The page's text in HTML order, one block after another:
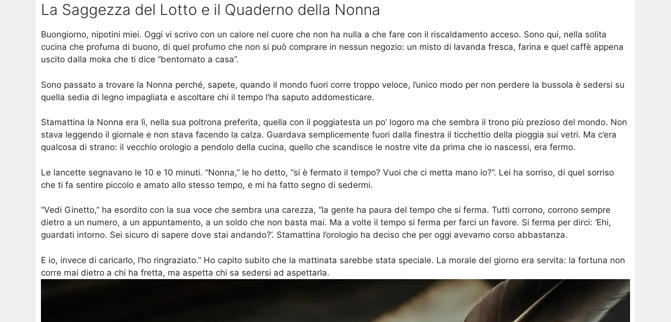
La Saggezza del Lotto e il Quaderno della Nonna
Buongiorno, nipotini miei. Oggi vi scrivo con un calore nel cuore che non ha nulla a che fare con il riscaldamento acceso. Sono qui, nella solita
cucina che profuma di buono, di quel profumo che non si può comprare in nessun negozio: un misto di lavanda fresca, farina e quel caffè appena
uscito dalla moka che ti dice “bentornato a casa”.
Sono passato a trovare la Nonna perché, sapete, quando il mondo fuori corre troppo veloce, l’unico modo per non perdere la bussola è sedersi su
quella sedia di legno impagliata e ascoltare chi il tempo l’ha saputo addomesticare.
Stamattina la Nonna era lì, nella sua poltrona preferita, quella con il poggiatesta un po’ logoro ma che sembra il trono più prezioso del mondo. Non
stava leggendo il giornale e non stava facendo la calza. Guardava semplicemente fuori dalla finestra il ticchettio della pioggia sui vetri. Ma c’era
qualcosa di strano: il vecchio orologio a pendolo della cucina, quello che scandisce le nostre vite da prima che io nascessi, era fermo.
Le lancette segnavano le 10 e 10 minuti. “Nonna,” le ho detto, “si è fermato il tempo? Vuoi che ci metta mano io?”. Lei ha sorriso, di quel sorriso
che ti fa sentire piccolo e amato allo stesso tempo, e mi ha fatto segno di sedermi.
“Vedi Ginetto,” ha esordito con la sua voce che sembra una carezza, “la gente ha paura del tempo che si ferma. Tutti corrono, corrono sempre
dietro a un numero, a un appuntamento, a un soldo che non basta mai. Ma a volte il tempo si ferma per farci un favore. Si ferma per dirci: ‘Ehi,
guardati intorno. Sei sicuro di sapere dove stai andando?’. Stamattina l’orologio ha deciso che per oggi avevamo corso abbastanza.
E io, invece di caricarlo, l’ho ringraziato.” Ho capito subito che la mattinata sarebbe stata speciale. La morale del giorno era servita: la fortuna non
corre mai dietro a chi ha fretta, ma aspetta chi sa sedersi ad aspettarla.